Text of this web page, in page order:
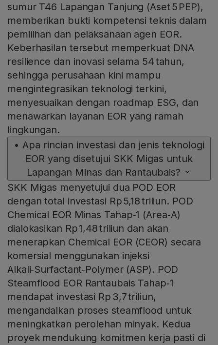
sumur T46 Lapangan Tanjung (Aset 5 PEP),
memberikan bukti kompetensi teknis dalam
pemilihan dan pelaksanaan agen EOR.
Keberhasilan tersebut memperkuat DNA
resilience dan inovasi selama 54 tahun,
sehingga perusahaan kini mampu
mengintegrasikan teknologi terkini,
menyesuaikan dengan roadmap ESG, dan
menawarkan layanan EOR yang ramah
lingkungan.
• Apa rincian investasi dan jenis teknologi
EOR yang disetujui SKK Migas untuk
Lapangan Minas dan Rantaubais?
SKK Migas menyetujui dua POD EOR
dengan total investasi Rp 5,18 triliun. POD
Chemical EOR Minas Tahap‑1 (Area‑A)
dialokasikan Rp 1,48 triliun dan akan
menerapkan Chemical EOR (CEOR) secara
komersial menggunakan injeksi
Alkali‑Surfactant‑Polymer (ASP). POD
Steamflood EOR Rantaubais Tahap‑1
mendapat investasi Rp 3,7 triliun,
mengandalkan proses steamflood untuk
meningkatkan perolehan minyak. Kedua
proyek mendukung komitmen kerja pasti di